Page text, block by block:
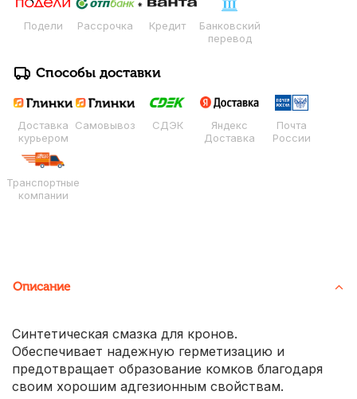
Подели Рассрочка Кредит
Банковский
перевод
Способы доставки
Доставка
курьером
Самовывоз СДЭК
Яндекс
Доставка
Почта
России
Транспортные
компании
Описание
Синтетическая смазка для кронов.
Обеспечивает надежную герметизацию и
предотвращает образование комков благодаря
своим хорошим адгезионным свойствам.